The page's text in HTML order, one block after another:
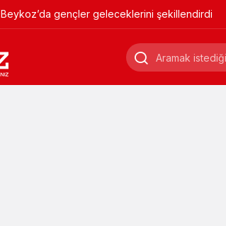
Beykoz’da gençler geleceklerini şekillendirdi